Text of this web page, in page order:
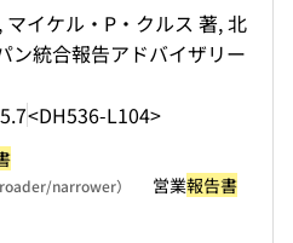
イケル・P・クルス 著, 北
ン統合報告アドバイザリー
<DH536-L104>
narrower） 営業報告書